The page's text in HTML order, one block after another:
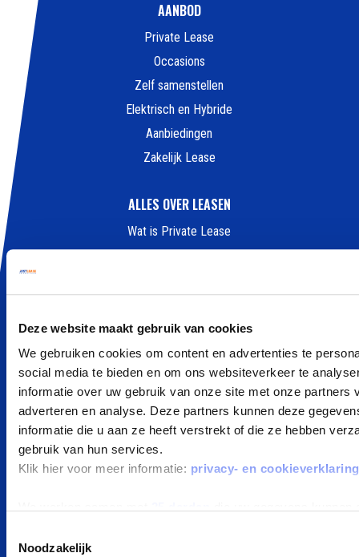
Deze website maakt gebruik van cookies
We gebruiken cookies om content en advertenties te
social media te bieden en om ons websiteverkeer te
informatie over uw gebruik van onze site met onze partners
adverteren en analyse. Deze partners kunnen deze
informatie die u aan ze heeft verstrekt of die ze hebben
gebruik van hun services.
Klik hier voor meer informatie: privacy- en cookieverklaring
Noodzakelijk
AANBOD
Private Lease
Occasions
Zelf samenstellen
Elektrisch en Hybride
Aanbiedingen
Zakelijk Lease
ALLES OVER LEASEN
Wat is Private Lease
Private Lease vergelijker
Private Lease berekenen
Kleine elektrische auto
Goedkoop auto leasen
POPULAIRE MERKEN
Peugeot private leasen